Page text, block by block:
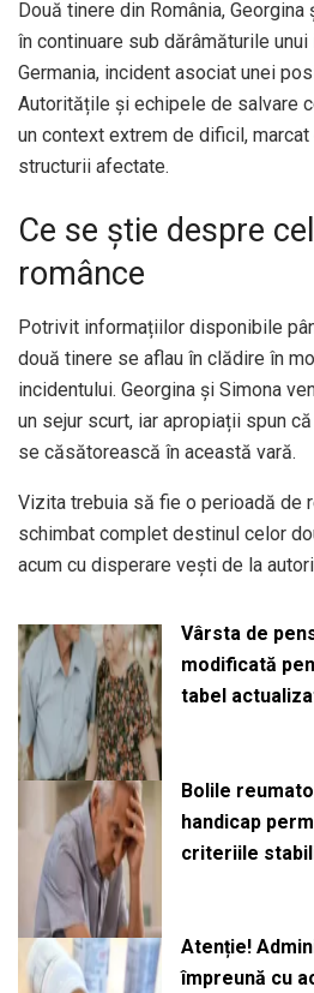
Două tinere din România,
în continuare sub dărâmăturile
Germania, incident asociat unei
Autoritățile și echipele de salvare
un context extrem de dificil,
structurii afectate.
Ce se știe despre
românce
Potrivit informațiilor disponibile
două tinere se aflau în clădire în
incidentului. Georgina și Simona
un sejur scurt, iar apropiații spun
se căsătorească în această vară.
Vizita trebuia să fie o perioadă de
schimbat complet destinul celor
acum cu disperare vești de la
Vârsta de
modificată
tabel
Bolile
handicap
criteriile
Atenție!
împreună cu